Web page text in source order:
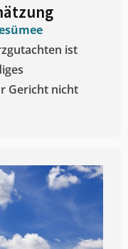
ist
Gericht nicht